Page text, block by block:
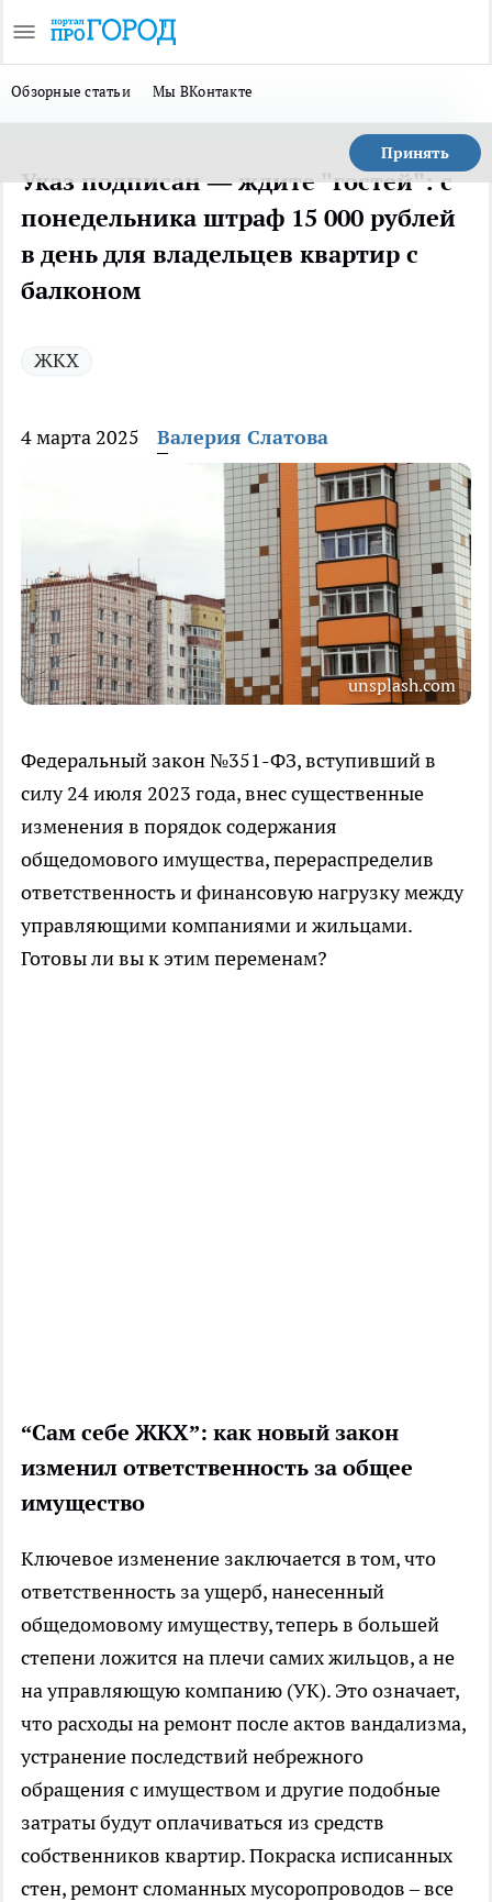
Обзорные статьи Мы ВКонтакте
Принять
Указ подписан — ждите "гостей": с
понедельника штраф 15 000 рублей
в день для владельцев квартир с
балконом
ЖКХ
4 марта 2025 Валерия Слатова
unsplash.com
Федеральный закон №351-ФЗ, вступивший в
силу 24 июля 2023 года, внес существенные
изменения в порядок содержания
общедомового имущества, перераспределив
ответственность и финансовую нагрузку между
управляющими компаниями и жильцами.
Готовы ли вы к этим переменам?
“Сам себе ЖКХ”: как новый закон
изменил ответственность за общее
имущество
Ключевое изменение заключается в том, что
ответственность за ущерб, нанесенный
общедомовому имуществу, теперь в большей
степени ложится на плечи самих жильцов, а не
на управляющую компанию (УК). Это означает,
что расходы на ремонт после актов вандализма,
устранение последствий небрежного
обращения с имуществом и другие подобные
затраты будут оплачиваться из средств
собственников квартир. Покраска исписанных
стен, ремонт сломанных мусоропроводов – все